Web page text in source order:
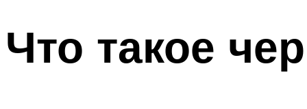
Что такое